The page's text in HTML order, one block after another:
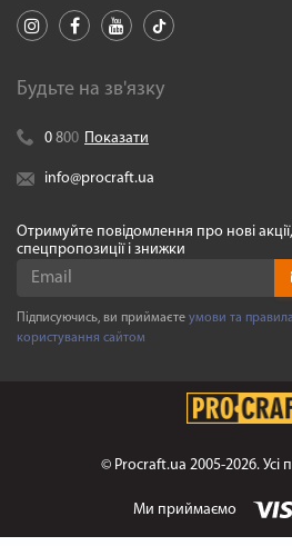
Будьте на зв'язку
0 800 Показати
info@procraft.ua
Отримуйте повідомлення про нові акції,
спецпропозиції і знижки
Підписуючись, ви приймаєте умови та правила
користування сайтом
© Procraft.ua 2005-2026. Усі
Ми приймаємо